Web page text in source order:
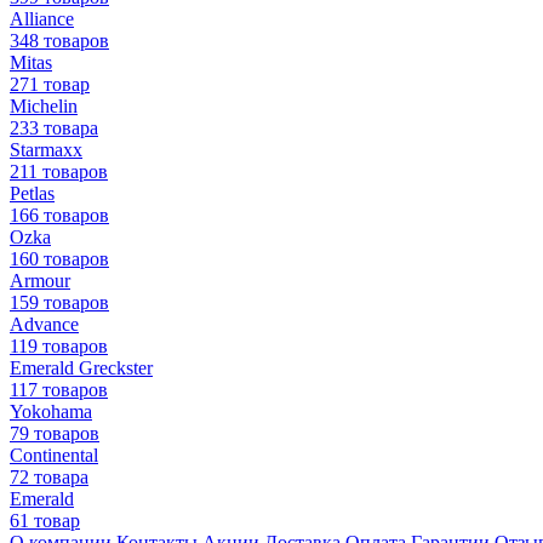
Alliance
348 товаров
Mitas
271 товар
Michelin
233 товара
Starmaxx
211 товаров
Petlas
166 товаров
Ozka
160 товаров
Armour
159 товаров
Advance
119 товаров
Emerald Greckster
117 товаров
Yokohama
79 товаров
Continental
72 товара
Emerald
61 товар